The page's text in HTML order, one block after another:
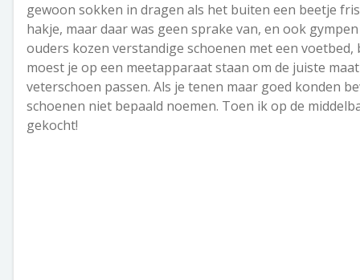
gewoon sokken in dragen als het buiten een beetje
hakje, maar daar was geen sprake van, en ook
ouders kozen verstandige schoenen met een
moest je op een meetapparaat staan om de juiste
veterschoen passen. Als je tenen maar goed konden
schoenen niet bepaald noemen. Toen ik op de
gekocht!